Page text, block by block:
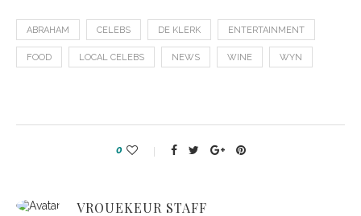
ABRAHAM CELEBS DE KLERK ENTERTAINMENT
FOOD LOCAL CELEBS NEWS WINE WYN
0
VROUEKEUR STAFF